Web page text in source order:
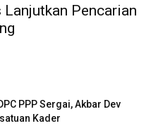
Lanjutkan Pencarian
PPP Sergai, Akbar Dev
Kader